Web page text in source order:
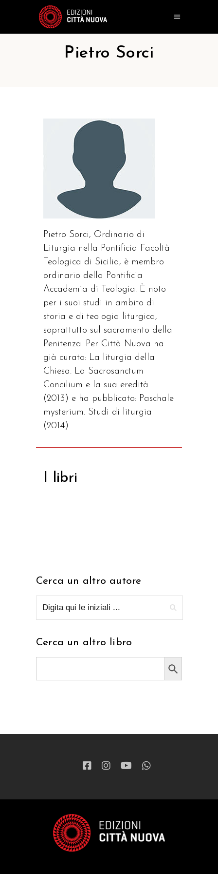
Pietro Sorci
Pietro Sorci, Ordinario di
Liturgia nella Pontificia Facoltà
Teologica di Sicilia, è membro
ordinario della Pontificia
Accademia di Teologia. È noto
per i suoi studi in ambito di
storia e di teologia liturgica,
soprattutto sul sacramento della
Penitenza. Per Città Nuova ha
già curato: La liturgia della
Chiesa. La Sacrosanctum
Concilium e la sua eredità
(2013) e ha pubblicato: Paschale
mysterium. Studi di liturgia
(2014).
I libri
Cerca un altro autore
Cerca un altro libro
Search Button